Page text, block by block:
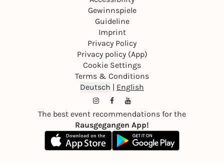
Gewinnspiele
Guideline
Imprint
Privacy Policy
Privacy policy (App)
Cookie Settings
Terms & Conditions
Deutsch | English
The best event recommendations for the
Rausgegangen App!